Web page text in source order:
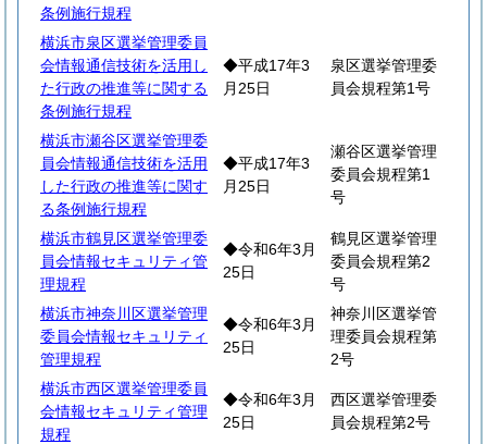
条例施行規程
横浜市泉区選挙管理委員
会情報通信技術を活用し
た行政の推進等に関する
条例施行規程
◆平成17年3
月25日
泉区選挙管理委
員会規程第1号
横浜市瀬谷区選挙管理委
員会情報通信技術を活用
した行政の推進等に関す
る条例施行規程
◆平成17年3
月25日
瀬谷区選挙管理
委員会規程第1
号
横浜市鶴見区選挙管理委
員会情報セキュリティ管
理規程
◆令和6年3月
25日
鶴見区選挙管理
委員会規程第2
号
横浜市神奈川区選挙管理
委員会情報セキュリティ
管理規程
◆令和6年3月
25日
神奈川区選挙管
理委員会規程第
2号
横浜市西区選挙管理委員
会情報セキュリティ管理
規程
◆令和6年3月
25日
西区選挙管理委
員会規程第2号